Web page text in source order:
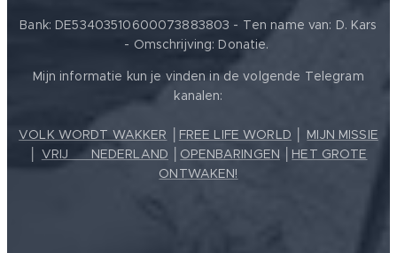
Bank: DE53403510600073883803 - Ten name van: D. Kars
- Omschrijving: Donatie.
Mijn informatie kun je vinden in de volgende Telegram
kanalen:
VOLK WORDT WAKKER FREE LIFE WORLD
MIJN MISSIE
VRIJ ❤️ NEDERLAND OPENBARINGEN
HET GROTE
ONTWAKEN!